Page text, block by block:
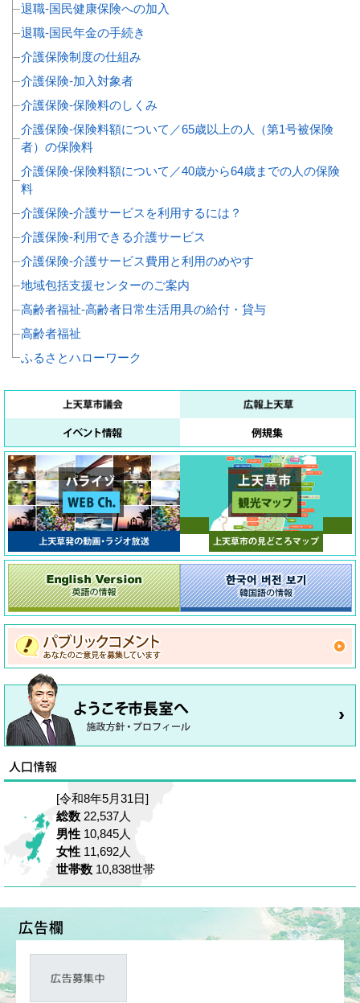
退職‐国民健康保険への加入
退職‐国民年金の手続き
介護保険制度の仕組み
介護保険‐加入対象者
介護保険‐保険料のしくみ
介護保険‐保険料額について／65歳以上の人（第1号被保険
者）の保険料
介護保険‐保険料額について／40歳から64歳までの人の保険
料
介護保険‐介護サービスを利用するには？
介護保険‐利用できる介護サービス
介護保険‐介護サービス費用と利用のめやす
地域包括支援センターのご案内
高齢者福祉‐高齢者日常生活用具の給付・貸与
高齢者福祉
ふるさとハローワーク
[令和8年5月31日]
総数 22,537人
男性 10,845人
女性 11,692人
世帯数 10,838世帯